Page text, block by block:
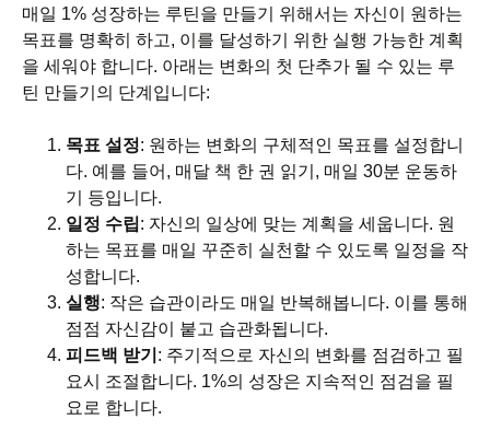
매일 1% 성장하는 루틴을 만들기 위해서는 자신이 원하는
목표를 명확히 하고, 이를 달성하기 위한 실행 가능한 계획
을 세워야 합니다. 아래는 변화의 첫 단추가 될 수 있는 루
틴 만들기의 단계입니다:
목표 설정: 원하는 변화의 구체적인 목표를 설정합니
다. 예를 들어, 매달 책 한 권 읽기, 매일 30분 운동하
기 등입니다.
일정 수립: 자신의 일상에 맞는 계획을 세웁니다. 원
하는 목표를 매일 꾸준히 실천할 수 있도록 일정을 작
성합니다.
실행: 작은 습관이라도 매일 반복해봅니다. 이를 통해
점점 자신감이 붙고 습관화됩니다.
피드백 받기 : 주기적으로 자신의 변화를 점검하고 필
요시 조절합니다. 1%의 성장은 지속적인 점검을 필
요로 합니다.